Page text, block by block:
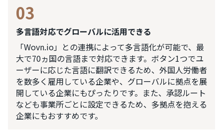
03
多言語対応でグローバルに活用できる
「Wovn.io」との連携によって多言語化が可能で、最
大で70ヵ国の言語まで対応できます。ボタン1つでユ
ーザーに応じた言語に翻訳できるため、外国人労働者
を数多く雇用している企業や、グローバルに拠点を展
開している企業にもぴったりです。また、承認ルート
なども事業所ごとに設定できるため、多拠点を抱える
企業にもおすすめです。